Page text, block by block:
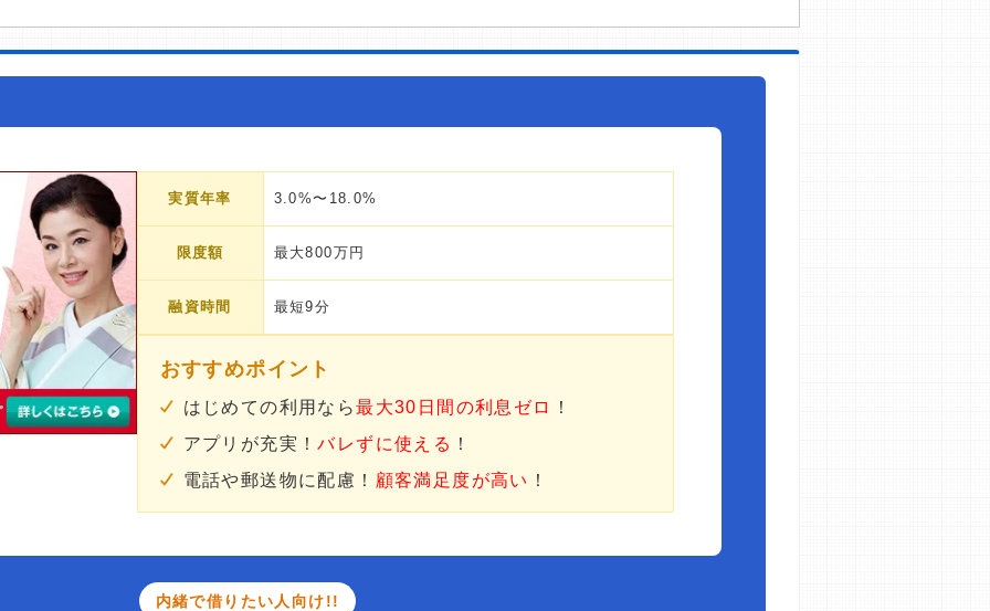
実質年率 3.0%〜18.0%
限度額 最大800万円
融資時間 最短9分
おすすめポイント
はじめての利用なら最大30日間の利息ゼロ
！
アプリが充実！バレずに使える ！
電話や郵送物に配慮！ 顧客満足度が高い ！
内緒で借りたい人向け!!